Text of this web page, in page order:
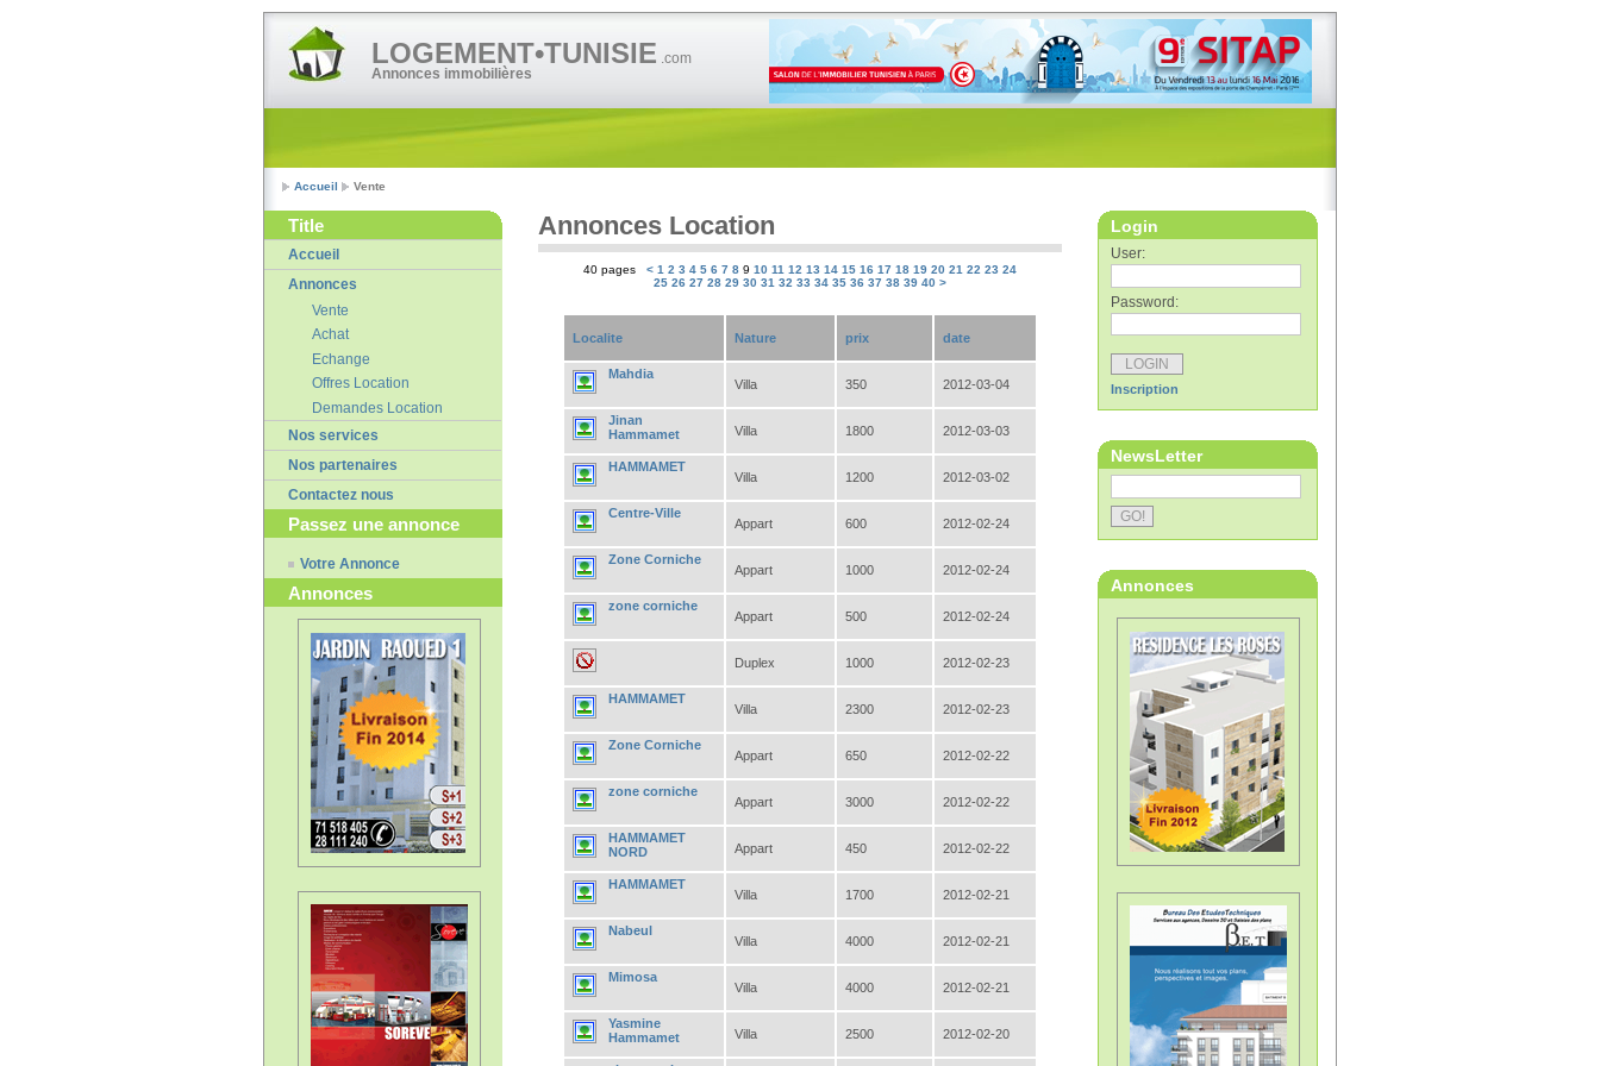
LOGEMENT•TUNISIE .com
Annonces immobilières
Accueil Vente
Title
Accueil
Annonces
Vente
Achat
Echange
Offres Location
Demandes Location
Nos services
Nos partenaires
Contactez nous
Passez une annonce
Votre Annonce
Annonces
Annonces Location
40 pages < 1 2 3 4 5 6 7 8 9 10 11 12 13 14 15 16 17 18 19 20 21 22 23 24
25 26 27 28 29 30 31 32 33 34 35 36 37 38 39 40 >
Localite Nature prix date
Mahdia
Villa 350 2012-03-04
Jinan
Hammamet
Villa 1800 2012-03-03
HAMMAMET
Villa 1200 2012-03-02
Centre-Ville
Appart 600 2012-02-24
Zone Corniche
Appart 1000 2012-02-24
zone corniche
Appart 500 2012-02-24
Duplex 1000 2012-02-23
HAMMAMET
Villa 2300 2012-02-23
Zone Corniche
Appart 650 2012-02-22
zone corniche
Appart 3000 2012-02-22
HAMMAMET
NORD
Appart 450 2012-02-22
HAMMAMET
Villa 1700 2012-02-21
Nabeul
Villa 4000 2012-02-21
Mimosa
Villa 4000 2012-02-21
Yasmine
Hammamet
Villa 2500 2012-02-20
Login
User:
Password:
Inscription
NewsLetter
Annonces